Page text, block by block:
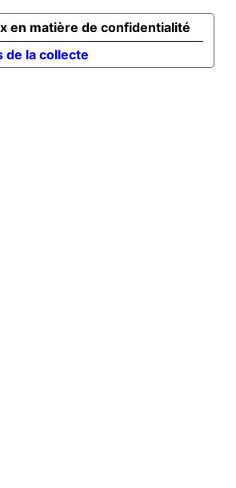
de la collecte
en matière de confidentialité